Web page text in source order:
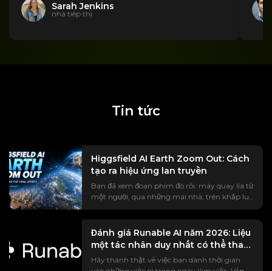
Sarah Jenkins
nhà tiếp thị
Tin tức
Higgsfield AI Earth Zoom Out: Cách
tạo ra hiệu ứng lan truyền
Bạn đã xem đoạn phim đó rồi: máy quay lia từ
một người, qua những mái nhà, trên khắp lục
địa, cho đến tận Trái đất đang lơ lửng trong
không gian. Trào lưu #EarthZoomOut đã thu
hút hơn một tỷ lượt xem, và phần lớn trong
số đó được tạo ra bằng Trí tuệ nhân tạo
Higgsfield. Nhưng nếu bạn thực sự đã thử, có lẽ
bạn sẽ gặp phải những phần mà mọi hướng
Đánh giá Runable AI năm 2026: Liệu
một tác nhân duy nhất có thể thay
thế toàn bộ bộ công cụ của bạn?
Hãy thành thật về việc bạn dành thời gian